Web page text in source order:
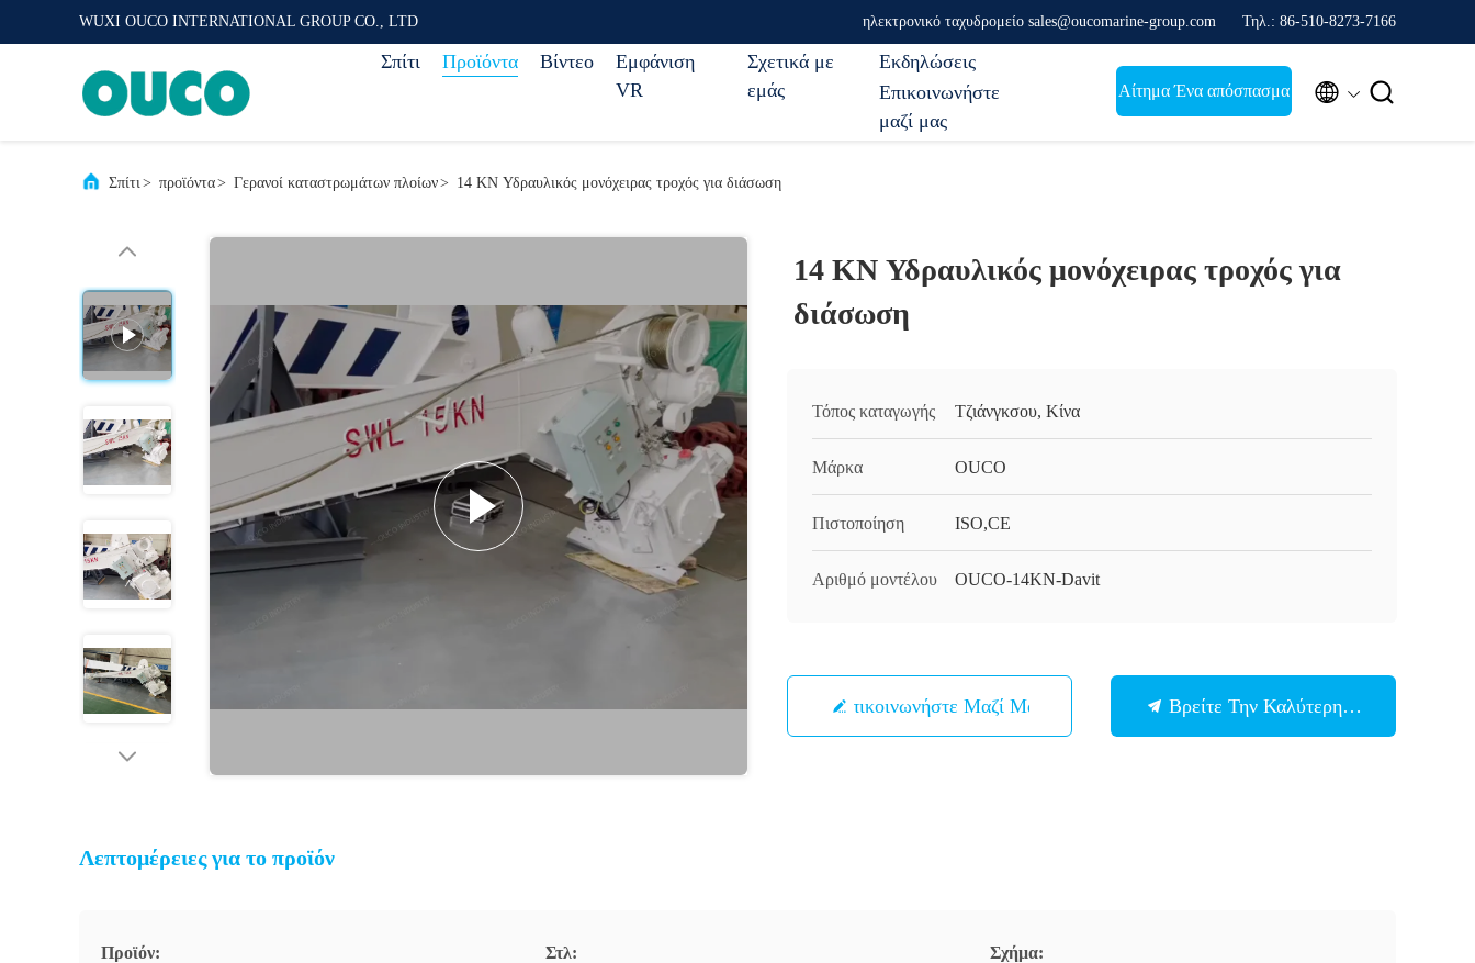
WUXI OUCO INTERNATIONAL GROUP CO., LTD ηλεκτρονικό ταχυδρομείο sales@oucomarine-group.com Τηλ.: 86-510-8273-7166
Σπίτι Προϊόντα Βίντεο
Εμφάνιση
VR
Σχετικά με
εμάς
Εκδηλώσεις
Επικοινωνήστε
μαζί μας
Αίτημα Ένα απόσπασμα  
Σπίτι> προϊόντα> Γερανοί καταστρωμάτων πλοίων> 14 KN Υδραυλικός μονόχειρας τροχός για διάσωση
14 KN Υδραυλικός μονόχειρας τροχός για
διάσωση
Τόπος καταγωγής Τζιάνγκσου, Κίνα
Μάρκα OUCO
Πιστοποίηση ISO,CE
Αριθμό μοντέλου OUCO-14KN-Davit
Επικοινωνήστε Μαζί Μας Βρείτε Την Καλύτερη Τιμή
Λεπτομέρειες για το προϊόν
Προϊόν: Στλ: Σχήμα: